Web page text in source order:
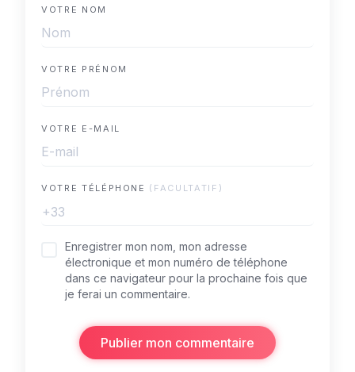
VOTRE NOM
VOTRE PRÉNOM
VOTRE E-MAIL
VOTRE TÉLÉPHONE (FACULTATIF)
+33
Enregistrer mon nom, mon adresse
électronique et mon numéro de téléphone
dans ce navigateur pour la prochaine fois que
je ferai un commentaire.
Publier mon commentaire